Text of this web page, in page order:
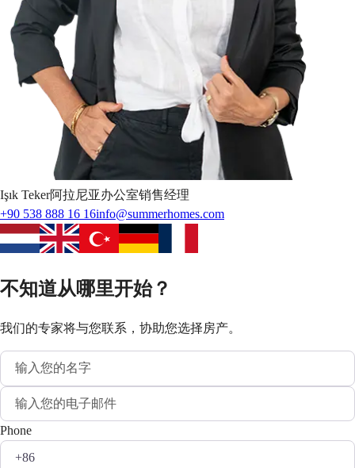
Işık Teker阿拉尼亚办公室销售经理
+90 538 888 16 16info@summerhomes.com
不知道从哪里开始？
我们的专家将与您联系，协助您选择房产。
Phone